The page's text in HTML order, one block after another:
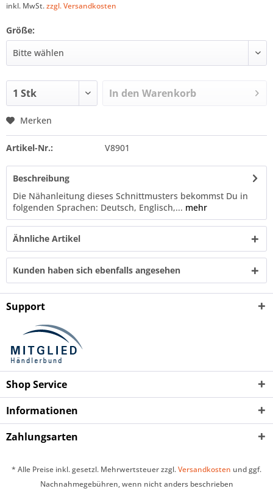
inkl. MwSt.zzgl. Versandkosten
Größe:
In den Warenkorb
Merken
Artikel-Nr.: V8901
Beschreibung
Die Nähanleitung dieses Schnittmusters bekommst Du in
folgenden Sprachen: Deutsch, Englisch,... mehr
Ähnliche Artikel
Kunden haben sich ebenfalls angesehen
Support
Shop Service
Informationen
Zahlungsarten
* Alle Preise inkl. gesetzl. Mehrwertsteuer zzgl.Versandkosten und ggf.
Nachnahmegebühren, wenn nicht anders beschrieben